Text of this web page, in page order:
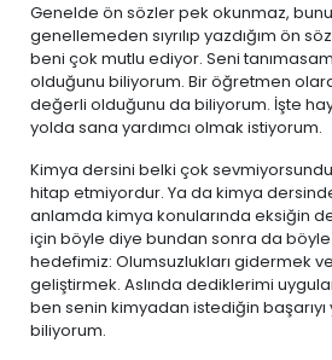
Genelde ön sözler pek okunmaz,
genellemeden sıyrılıp yazdığım ön
beni çok mutlu ediyor. Seni
olduğunu biliyorum. Bir öğretmen
değerli olduğunu da biliyorum. İşte
yolda sana yardımcı olmak istiyorum.
Kimya dersini belki çok
hitap etmiyordur. Ya da kimya
anlamda kimya konularında eksiğin
için böyle diye bundan sonra da
hedefimiz: Olumsuzlukları gidermek
geliştirmek. Aslında dediklerimi
ben senin kimyadan istediğin
biliyorum.